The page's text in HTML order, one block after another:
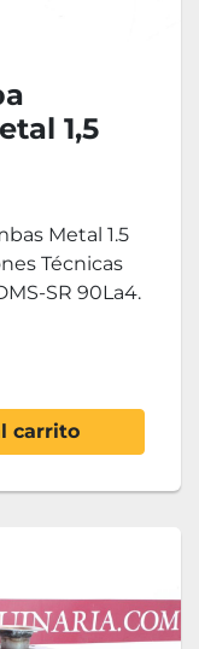
1,5
Metal 1.5
Técnicas
SR 90La4.
carrito